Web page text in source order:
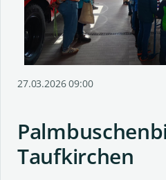
27.03.2026 09:00
Taufkirchen